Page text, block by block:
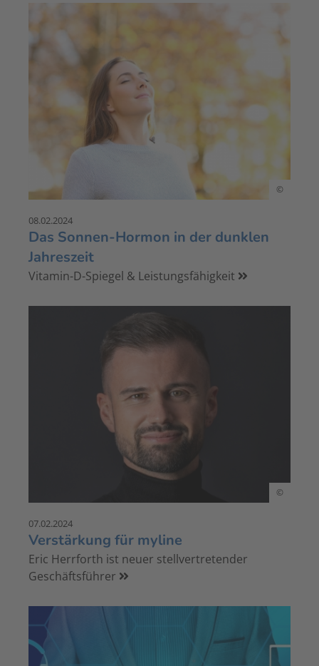
©
08.02.2024
Das Sonnen-Hormon in der dunklen
Jahreszeit
Vitamin-D-Spiegel & Leistungsfähigkeit
©
07.02.2024
Verstärkung für myline
Eric Herrforth ist neuer stellvertretender
Geschäftsführer